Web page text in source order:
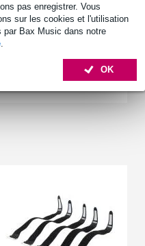
pas enregistrer. Vous
sur les cookies et l'utilisation
par Bax Music dans notre
OK